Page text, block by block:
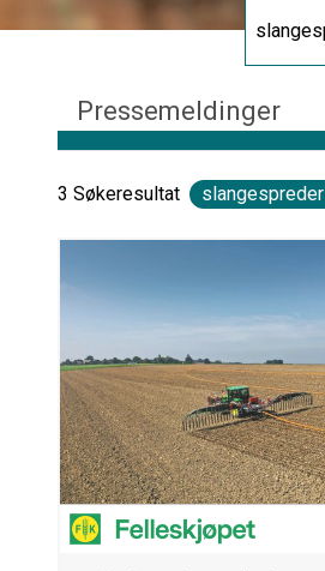
Pressemeldinger
3 Søkeresultat slangespreder